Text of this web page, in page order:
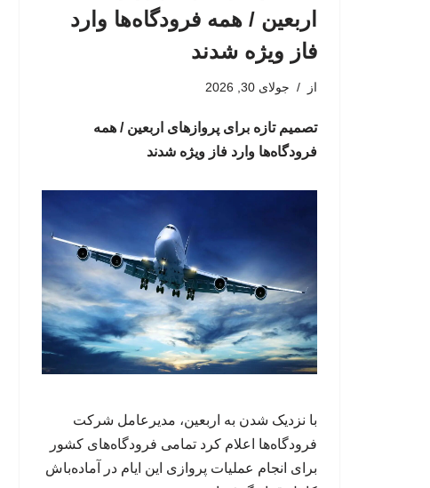
اربعین / همه فرودگاه‌ها وارد
فاز ویژه شدند
از جولای 30, 2026
تصمیم تازه برای پروازهای اربعین / همه
فرودگاه‌ها وارد فاز ویژه شدند
با نزدیک شدن به اربعین، مدیرعامل شرکت
فرودگاه‌ها اعلام کرد تمامی فرودگاه‌های کشور
برای انجام عملیات پروازی این ایام در آماده‌باش